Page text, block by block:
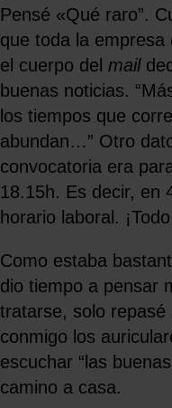
Pensé «Qué raro”.
que toda la
el cuerpo del mail
buenas noticias.
los tiempos que
abundan…” Otro
convocatoria era
18.15h. Es decir, en
horario laboral.
Como estaba
dio tiempo a pensar
tratarse, solo
conmigo los
escuchar “las
camino a casa.